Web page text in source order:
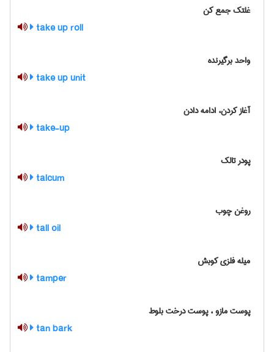
غلتک جمع کن
take up roll
واحد برگیرنده
take up unit
آغاز کردن، ادامه دادن
take-up
پودر تالک
talcum
روغن چوب
tall oil
میله فلزی کوبش
tamper
پوست مازو ، پوست‌ درخت‌ بلوط‌
tan bark